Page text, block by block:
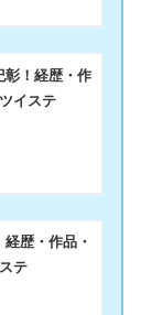
彰！経歴・作
イステ
歴・作品・
テ